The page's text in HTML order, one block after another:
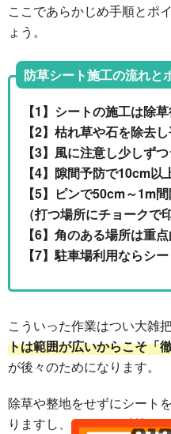
ここであらかじめ手順とポ
ょう。
防草シート施工の流れと
【1】シートの施工は除
【2】枯れ草や石を除去
【3】風に注意し少しず
【4】隙間予防で10cm以
【5】ピンで50cm～1m
（打つ場所にチョークで
【6】角のある場所は重
【7】駐車場利用ならシ
こういった作業はつい大雑
トは範囲が広いからこそ「
が後々のためになります。
除草や整地をせずにシート
りますし、くぼみに砂埃が